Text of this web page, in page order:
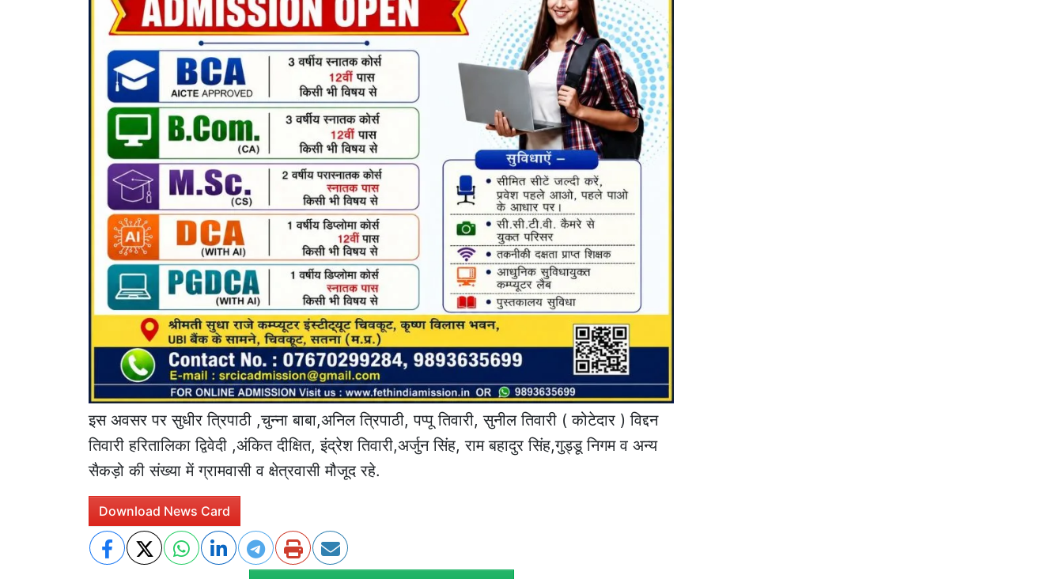
इस अवसर पर सुधीर त्रिपाठी ,चुन्ना बाबा,अनिल त्रिपाठी, पप्पू तिवारी, सुनील तिवारी ( कोटेदार ) विद्दन
तिवारी हरितालिका द्विवेदी ,अंकित दीक्षित, इंद्रेश तिवारी,अर्जुन सिंह, राम बहादुर सिंह,गुड्डू निगम व अन्य
सैकड़ो की संख्या में ग्रामवासी व क्षेत्रवासी मौजूद रहे.
Download News Card